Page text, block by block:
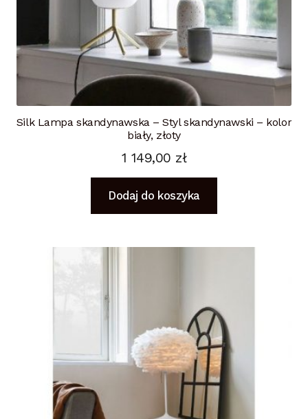
Silk Lampa skandynawska – Styl skandynawski – kolor
biały, złoty
1 149,00 zł
Dodaj do koszyka